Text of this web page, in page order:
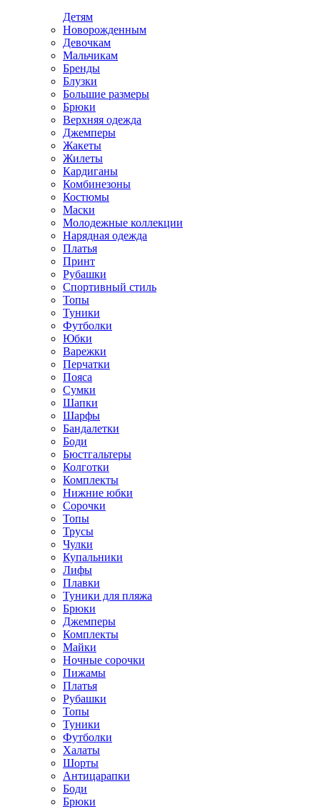
Детям
Новорожденным
Девочкам
Мальчикам
Бренды
Блузки
Большие размеры
Брюки
Верхняя одежда
Джемперы
Жакеты
Жилеты
Кардиганы
Комбинезоны
Костюмы
Маски
Молодежные коллекции
Нарядная одежда
Платья
Принт
Рубашки
Спортивный стиль
Топы
Туники
Футболки
Юбки
Варежки
Перчатки
Пояса
Сумки
Шапки
Шарфы
Бандалетки
Боди
Бюстгальтеры
Колготки
Комплекты
Нижние юбки
Сорочки
Топы
Трусы
Чулки
Купальники
Лифы
Плавки
Туники для пляжа
Брюки
Джемперы
Комплекты
Майки
Ночные сорочки
Пижамы
Платья
Рубашки
Топы
Туники
Футболки
Халаты
Шорты
Антицарапки
Боди
Брюки